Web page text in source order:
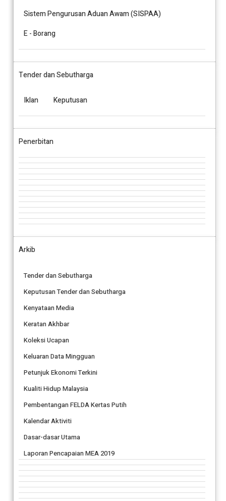
Sistem Pengurusan Aduan Awam (SISPAA)
E - Borang
Tender dan Sebutharga
Iklan Keputusan
Penerbitan
Arkib
Tender dan Sebutharga
Keputusan Tender dan Sebutharga
Kenyataan Media
Keratan Akhbar
Koleksi Ucapan
Keluaran Data Mingguan
Petunjuk Ekonomi Terkini
Kualiti Hidup Malaysia
Pembentangan FELDA Kertas Putih
Kalendar Aktiviti
Dasar-dasar Utama
Laporan Pencapaian MEA 2019